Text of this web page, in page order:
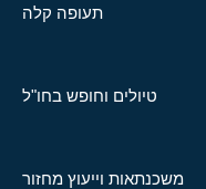
תעופה קלה
טיולים וחופש בחו"ל
משכנתאות וייעוץ מחזור